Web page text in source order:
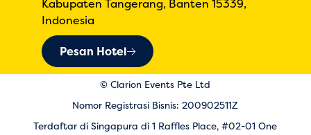
Kabupaten Tangerang, Banten 15339,
Indonesia
Pesan Hotel
© Clarion Events Pte Ltd
Nomor Registrasi Bisnis: 200902511Z
Terdaftar di Singapura di 1 Raffles Place, #02-01 One